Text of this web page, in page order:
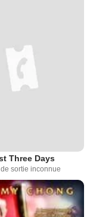
Three Days
de sortie inconnue